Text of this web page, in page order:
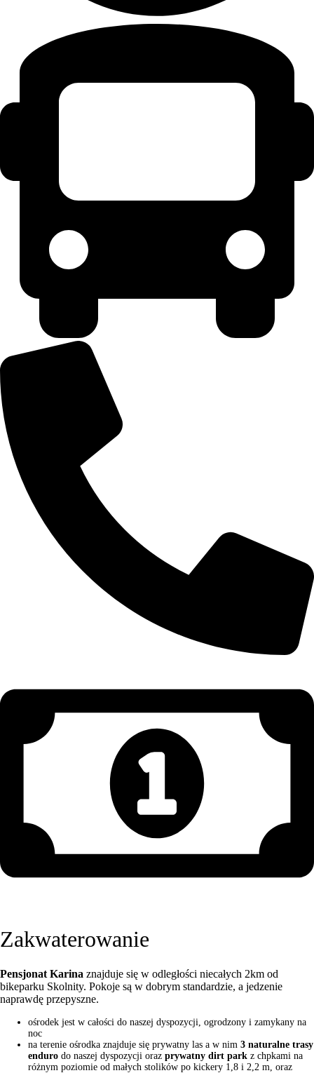
Zakwaterowanie
Pensjonat Karina znajduje się w odległości niecałych 2km od
bikeparku Skolnity. Pokoje są w dobrym standardzie, a jedzenie
naprawdę przepyszne.
ośrodek jest w całości do naszej dyspozycji, ogrodzony i zamykany na
noc
na terenie ośrodka znajduje się prywatny las a w nim 3 naturalne trasy
enduro do naszej dyspozycji oraz prywatny dirt park z chpkami na
różnym poziomie od małych stolików po kickery 1,8 i 2,2 m, oraz